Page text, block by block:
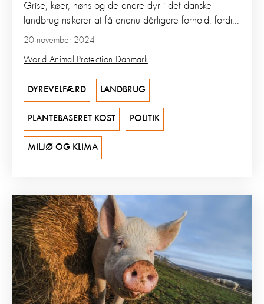
20 november 2024
World Animal Protection Danmark
Grise, køer, høns og de andre dyr i det danske
landbrug risikerer at få endnu dårligere forhold, fordi...
DYREVELFÆRD LANDBRUG
PLANTEBASERET KOST POLITIK
MILJØ OG KLIMA